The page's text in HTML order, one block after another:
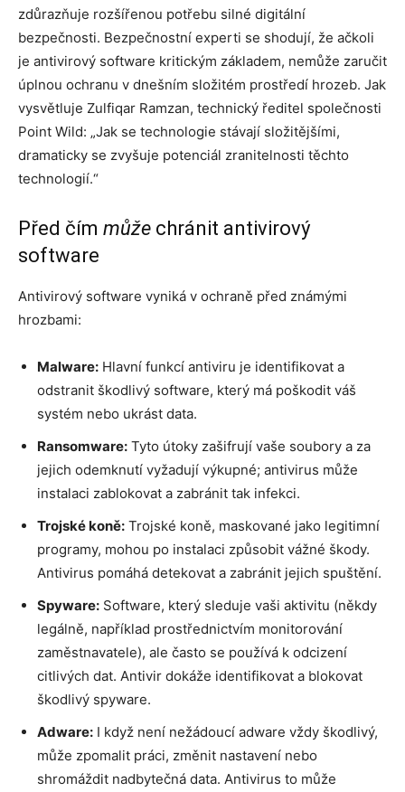
zdůrazňuje rozšířenou potřebu silné digitální
bezpečnosti. Bezpečnostní experti se shodují, že ačkoli
je antivirový software kritickým základem, nemůže zaručit
úplnou ochranu v dnešním složitém prostředí hrozeb. Jak
vysvětluje Zulfiqar Ramzan, technický ředitel společnosti
Point Wild: „Jak se technologie stávají složitějšími,
dramaticky se zvyšuje potenciál zranitelnosti těchto
technologií.“
Před čím může chránit antivirový
software
Antivirový software vyniká v ochraně před známými
hrozbami:
Malware: Hlavní funkcí antiviru je identifikovat a
odstranit škodlivý software, který má poškodit váš
systém nebo ukrást data.
Ransomware: Tyto útoky zašifrují vaše soubory a za
jejich odemknutí vyžadují výkupné; antivirus může
instalaci zablokovat a zabránit tak infekci.
Trojské koně: Trojské koně, maskované jako legitimní
programy, mohou po instalaci způsobit vážné škody.
Antivirus pomáhá detekovat a zabránit jejich spuštění.
Spyware: Software, který sleduje vaši aktivitu (někdy
legálně, například prostřednictvím monitorování
zaměstnavatele), ale často se používá k odcizení
citlivých dat. Antivir dokáže identifikovat a blokovat
škodlivý spyware.
Adware: I když není nežádoucí adware vždy škodlivý,
může zpomalit práci, změnit nastavení nebo
shromáždit nadbytečná data. Antivirus to může